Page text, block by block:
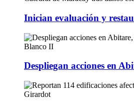
Inician evaluación y
Despliegan acciones en